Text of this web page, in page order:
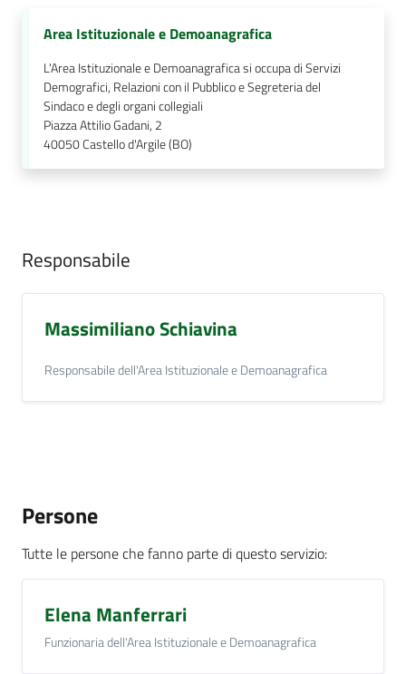
Area Istituzionale e Demoanagrafica
L'Area Istituzionale e Demoanagrafica si occupa di Servizi
Demografici, Relazioni con il Pubblico e Segreteria del
Sindaco e degli organi collegiali
Piazza Attilio Gadani, 2
40050Castello d'Argile (BO)
Responsabile
Massimiliano Schiavina
Responsabile dell'Area Istituzionale e Demoanagrafica
Persone
Tutte le persone che fanno parte di questo servizio:
Elena Manferrari
Funzionaria dell'Area Istituzionale e Demoanagrafica